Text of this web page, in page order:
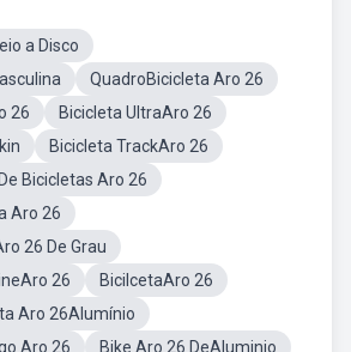
a Disco
QuadroBicicleta Aro 26
26
Bicicleta UltraAro 26
Bicicleta TrackAro 26
Bicicletas Aro 26
Aro 26
26 De Grau
26
BicilcetaAro 26
Aro 26Alumínio
Aro 26
Bike Aro 26 DeAluminio